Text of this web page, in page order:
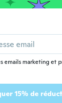
the way it
emails marketing et
15% de